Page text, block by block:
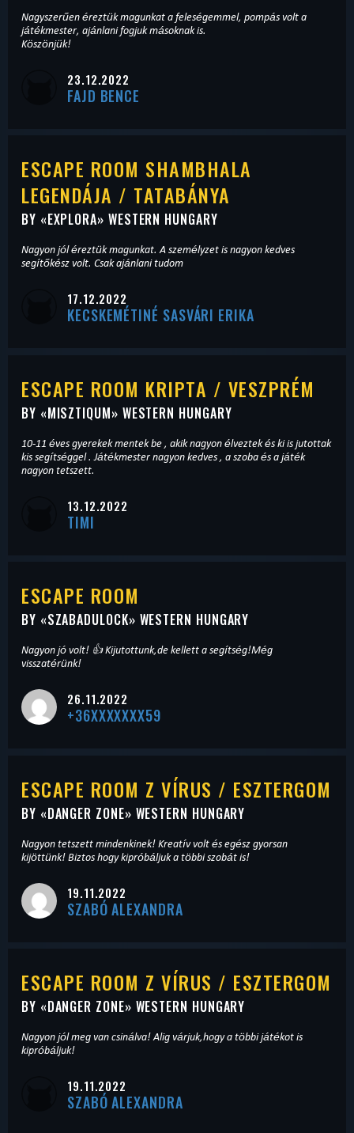
Nagyszerűen éreztük magunkat a feleségemmel, pompás volt a
játékmester, ajánlani fogjuk másoknak is.
Köszönjük!
23.12.2022
FAJD BENCE
ESCAPE ROOM SHAMBHALA
LEGENDÁJA / TATABÁNYA
BY «EXPLORA» WESTERN HUNGARY
Nagyon jól éreztük magunkat. A személyzet is nagyon kedves
segítőkész volt. Csak ajánlani tudom
17.12.2022
KECSKEMÉTINÉ SASVÁRI ERIKA
ESCAPE ROOM KRIPTA / VESZPRÉM
BY «MISZTIQUM» WESTERN HUNGARY
10-11 éves gyerekek mentek be , akik nagyon élveztek és ki is jutottak
kis segítséggel . Játékmester nagyon kedves , a szoba és a játék
nagyon tetszett.
13.12.2022
TIMI
ESCAPE ROOM
BY «SZABADULOCK» WESTERN HUNGARY
Nagyon jó volt! 👍 Kijutottunk,de kellett a segítség!Még
visszatérünk!
26.11.2022
+36XXXXXXX59
ESCAPE ROOM Z VÍRUS / ESZTERGOM
BY «DANGER ZONE» WESTERN HUNGARY
Nagyon tetszett mindenkinek! Kreatív volt és egész gyorsan
kijöttünk! Biztos hogy kipróbáljuk a többi szobát is!
19.11.2022
SZABÓ ALEXANDRA
ESCAPE ROOM Z VÍRUS / ESZTERGOM
BY «DANGER ZONE» WESTERN HUNGARY
Nagyon jól meg van csinálva! Alig várjuk,hogy a többi játékot is
kipróbáljuk!
19.11.2022
SZABÓ ALEXANDRA